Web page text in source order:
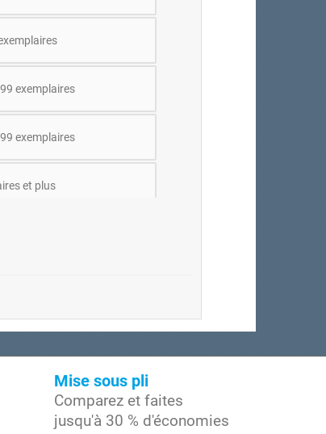
exemplaires
exemplaires
et plus
Mise sous pli
Comparez et faites
jusqu'à 30 % d'économies